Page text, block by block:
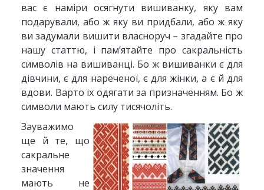
вас є наміри осягнути вишиванку, яку вам
подарували, або ж яку ви придбали, або ж яку
ви задумали вишити власноруч – згадайте про
нашу статтю, і пам’ятайте про сакральність
символів на вишиванці. Бо ж вишиванки є для
дівчини, є для нареченої, є для жінки, а є й для
вдови. Варто їх одягати за призначенням. Бо ж
символи мають силу тисячоліть.
Зауважимо
ще й те, що
сакральне
значення
мають не